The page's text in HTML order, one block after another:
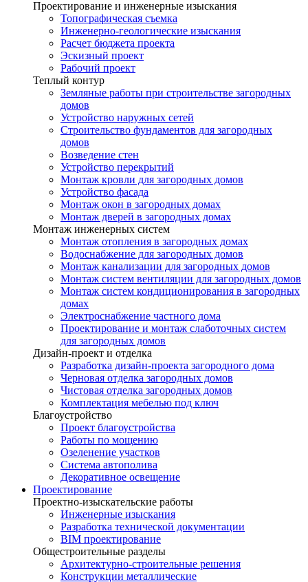
Проектирование и инженерные изыскания
Топографическая съемка
Инженерно-геологические изыскания
Расчет бюджета проекта
Эскизный проект
Рабочий проект
Теплый контур
Земляные работы при строительстве загородных
домов
Устройство наружных сетей
Строительство фундаментов для загородных
домов
Возведение стен
Устройство перекрытий
Монтаж кровли для загородных домов
Устройство фасада
Монтаж окон в загородных домах
Монтаж дверей в загородных домах
Монтаж инженерных систем
Монтаж отопления в загородных домах
Водоснабжение для загородных домов
Монтаж канализации для загородных домов
Монтаж систем вентиляции для загородных домов
Монтаж систем кондиционирования в загородных
домах
Электроснабжение частного дома
Проектирование и монтаж слаботочных систем
для загородных домов
Дизайн-проект и отделка
Разработка дизайн-проекта загородного дома
Черновая отделка загородных домов
Чистовая отделка загородных домов
Комплектация мебелью под ключ
Благоустройство
Проект благоустройства
Работы по мощению
Озеленение участков
Система автополива
Декоративное освещение
Проектирование
Проектно-изыскательские работы
Инженерные изыскания
Разработка технической документации
BIM проектирование
Общестроительные разделы
Архитектурно-строительные решения
Конструкции металлические